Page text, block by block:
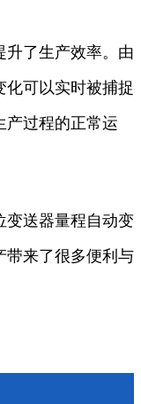
升了生产效率。由
化可以实时被捕捉
产过程的正常运
变送器量程自动变
带来了很多便利与